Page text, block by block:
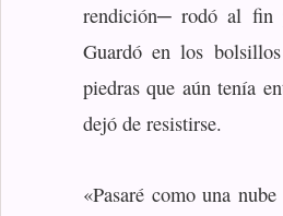
rendición─ rodó al fin
Guardó en los
piedras que aún tenía
dejó de resistirse.
«Pasaré como una